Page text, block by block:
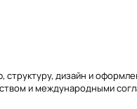
дизайн и
и международными